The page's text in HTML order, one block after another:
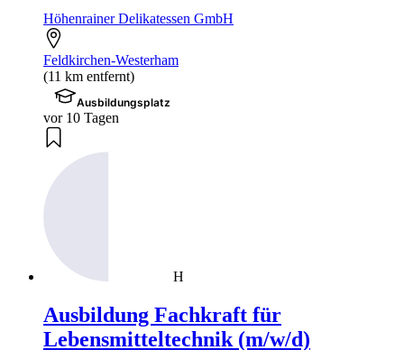
Höhenrainer Delikatessen GmbH
Feldkirchen-Westerham
(11 km entfernt)
Ausbildungsplatz
vor 10 Tagen
H
Ausbildung Fachkraft für
Lebensmitteltechnik (m/w/d)